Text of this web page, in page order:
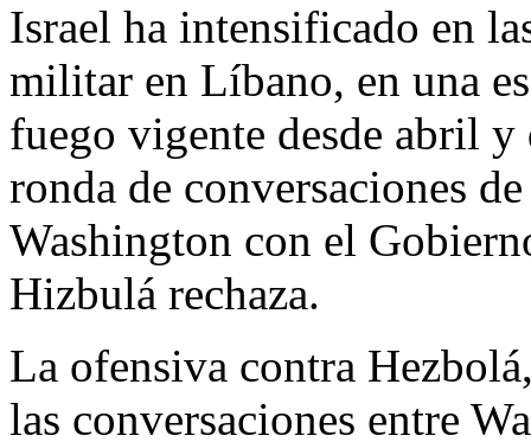
Israel ha intensificado en
militar en Líbano, en una
fuego vigente desde abril y
ronda de conversaciones
Washington con el
Hizbulá rechaza.
La ofensiva contra
las conversaciones entre